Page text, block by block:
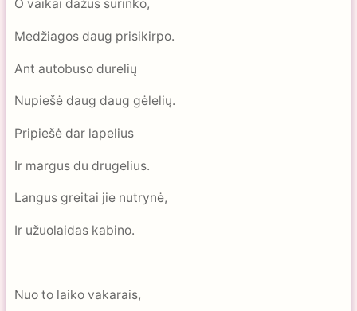
O vaikai dažus surinko,
Medžiagos daug prisikirpo.
Ant autobuso durelių
Nupiešė daug daug gėlelių.
Pripiešė dar lapelius
Ir margus du drugelius.
Langus greitai jie nutrynė,
Ir užuolaidas kabino.
Nuo to laiko vakarais,